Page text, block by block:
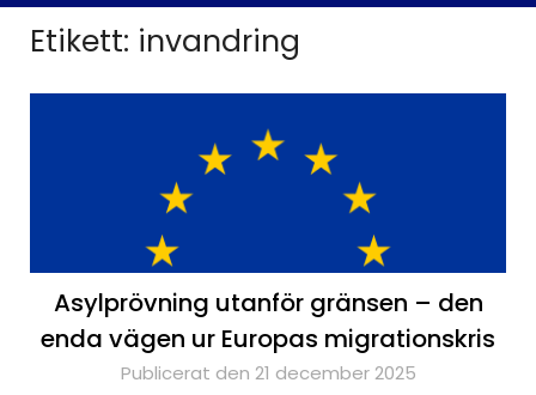
Etikett: invandring
Asylprövning utanför gränsen – den
enda vägen ur Europas migrationskris
Publicerat den 21 december 2025